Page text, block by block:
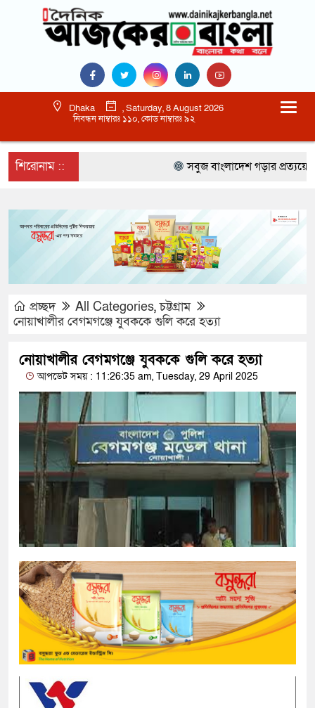
Dhaka
, Saturday, 8 August 2026
নিবন্ধন নাম্বারঃ ১১০, কোড নাম্বারঃ ৯২
শিরোনাম :: সবুজ বাংলাদেশ গড়ার প্রত্যয়ে
প্রচ্ছদ All Categories,চট্টগ্রাম
নোয়াখালীর বেগমগঞ্জে যুবককে গুলি করে হত্যা
নোয়াখালীর বেগমগঞ্জে যুবককে গুলি করে হত্যা
আপডেট সময় : 11:26:35 am, Tuesday, 29 April 2025